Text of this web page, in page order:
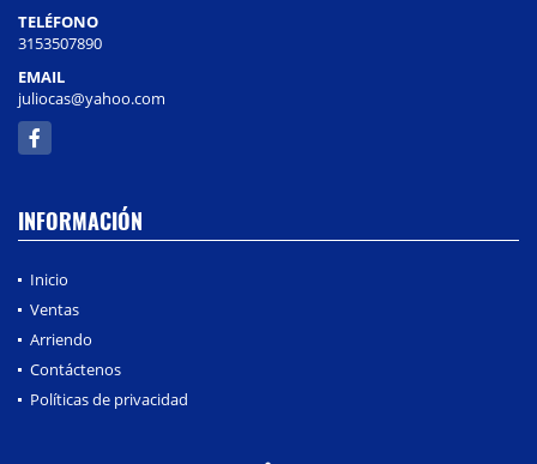
TELÉFONO
3153507890
EMAIL
juliocas@yahoo.com
Facebook
INFORMACIÓN
Inicio
Ventas
Arriendo
Contáctenos
Políticas de privacidad